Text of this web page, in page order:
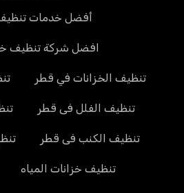
أفضل خدمات
افضل شركة تنظيف
تنظيف الخزانات في قطر
تنظيف الفلل فى قطر
تنظيف الكنب فى قطر
تنظيف خزانات المياه